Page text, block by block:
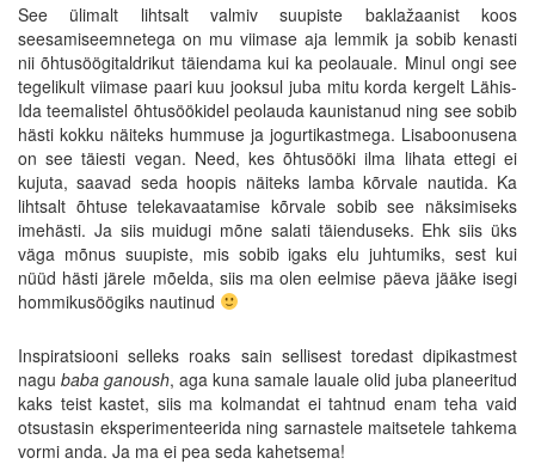
See ülimalt lihtsalt valmiv suupiste baklažaanist koos
seesamiseemnetega on mu viimase aja lemmik ja sobib kenasti
nii õhtusöögitaldrikut täiendama kui ka peolauale. Minul ongi see
tegelikult viimase paari kuu jooksul juba mitu korda kergelt Lähis-
Ida teemalistel õhtusöökidel peolauda kaunistanud ning see sobib
hästi kokku näiteks hummuse ja jogurtikastmega. Lisaboonusena
on see täiesti vegan. Need, kes õhtusööki ilma lihata ettegi ei
kujuta, saavad seda hoopis näiteks lamba kõrvale nautida. Ka
lihtsalt õhtuse telekavaatamise kõrvale sobib see näksimiseks
imehästi. Ja siis muidugi mõne salati täienduseks. Ehk siis üks
väga mõnus suupiste, mis sobib igaks elu juhtumiks, sest kui
nüüd hästi järele mõelda, siis ma olen eelmise päeva jääke isegi
hommikusöögiks nautinud
Inspiratsiooni selleks roaks sain sellisest toredast dipikastmest
nagu baba ganoush, aga kuna samale lauale olid juba planeeritud
kaks teist kastet, siis ma kolmandat ei tahtnud enam teha vaid
otsustasin eksperimenteerida ning sarnastele maitsetele tahkema
vormi anda. Ja ma ei pea seda kahetsema!